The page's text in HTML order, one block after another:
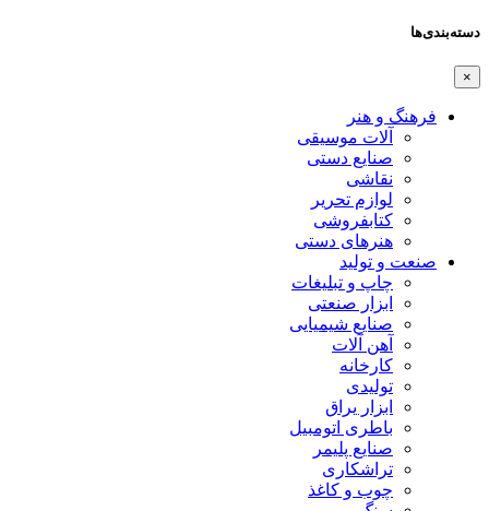
دسته‌بندی‌ها
×
فرهنگ و هنر
آلات موسیقی
صنایع دستی
نقاشی
لوازم تحریر
کتابفروشی
هنرهای دستی
صنعت و تولید
چاپ و تبلیغات
ابزار صنعتی
صنایع شیمیایی
آهن آلات
کارخانه
تولیدی
ابزار یراق
باطری اتومبیل
صنایع پلیمر
تراشکاری
چوب و کاغذ